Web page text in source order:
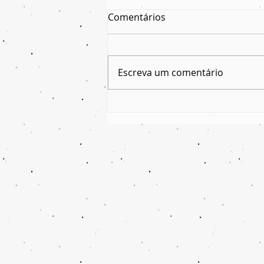
resenha
Comentários
Escreva um comentário